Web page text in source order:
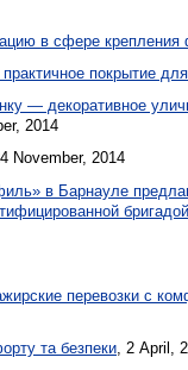
в сфере крепления
покрытие
— декоративное
2014
November, 2014
в Барнауле
перевозки с
та безпеки, 2 April,